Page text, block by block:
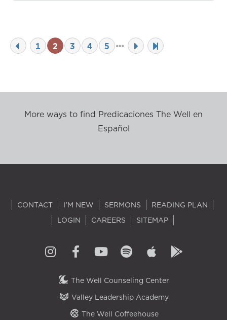
1 2 3 4 5
More ways to find Predicaciones The Well en
Español
CONTACT I'M NEW SERMONS
READING PLAN
LOGIN
CAREERS SITEMAP
The Well Counseling Center
Valley Leadership Academy
The Well Coffeehouse